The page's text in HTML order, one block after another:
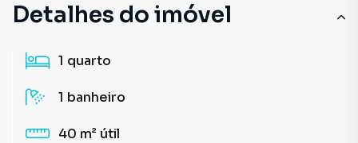
Detalhes do imóvel
1 quarto
1 banheiro
40 m² útil